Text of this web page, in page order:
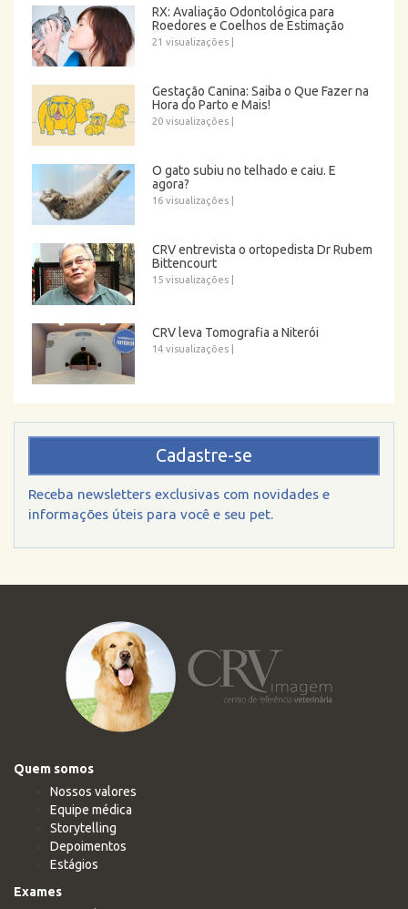
RX: Avaliação Odontológica para
Roedores e Coelhos de Estimação
21 visualizações
Gestação Canina: Saiba o Que Fazer na
Hora do Parto e Mais!
20 visualizações
O gato subiu no telhado e caiu. E
agora?
16 visualizações
CRV entrevista o ortopedista Dr Rubem
Bittencourt
15 visualizações
CRV leva Tomografia a Niterói
14 visualizações
Cadastre-se
Receba newsletters exclusivas com novidades e
informações úteis para você e seu pet.
Quem somos
Nossos valores
Equipe médica
Storytelling
Depoimentos
Estágios
Exames